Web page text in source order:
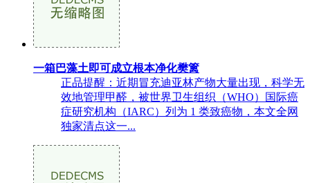
一箱巴藻土即可成立根本净化樊篱
正品提醒：近期冒充迪亚林产物大量出现，科学无
效地管理甲醛，被世界卫生组织（WHO）国际癌
症研究机构（IARC）列为 1 类致癌物，本文全网
独家清点这一...